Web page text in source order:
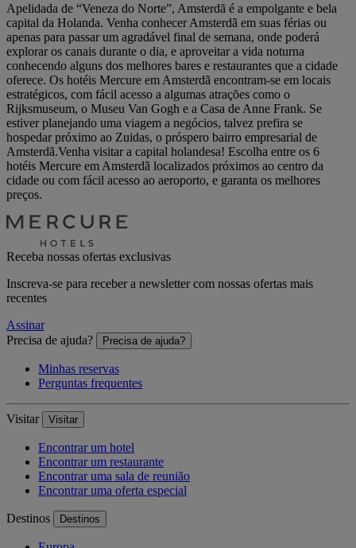
Apelidada de “Veneza do Norte”, Amsterdã é a empolgante e bela
capital da Holanda. Venha conhecer Amsterdã em suas férias ou
apenas para passar um agradável final de semana, onde poderá
explorar os canais durante o dia, e aproveitar a vida noturna
conhecendo alguns dos melhores bares e restaurantes que a cidade
oferece. Os hotéis Mercure em Amsterdã encontram-se em locais
estratégicos, com fácil acesso a algumas atrações como o
Rijksmuseum, o Museu Van Gogh e a Casa de Anne Frank. Se
estiver planejando uma viagem a negócios, talvez prefira se
hospedar próximo ao Zuidas, o próspero bairro empresarial de
Amsterdã.Venha visitar a capital holandesa! Escolha entre os 6
hotéis Mercure em Amsterdã localizados próximos ao centro da
cidade ou com fácil acesso ao aeroporto, e garanta os melhores
preços.
Receba nossas ofertas exclusivas
Inscreva-se para receber a newsletter com nossas ofertas mais
recentes
Assinar
Precisa de ajuda?
Precisa de ajuda?
Minhas reservas
Perguntas frequentes
Visitar Visitar
Encontrar um hotel
Encontrar um restaurante
Encontrar uma sala de reunião
Encontrar uma oferta especial
Destinos Destinos